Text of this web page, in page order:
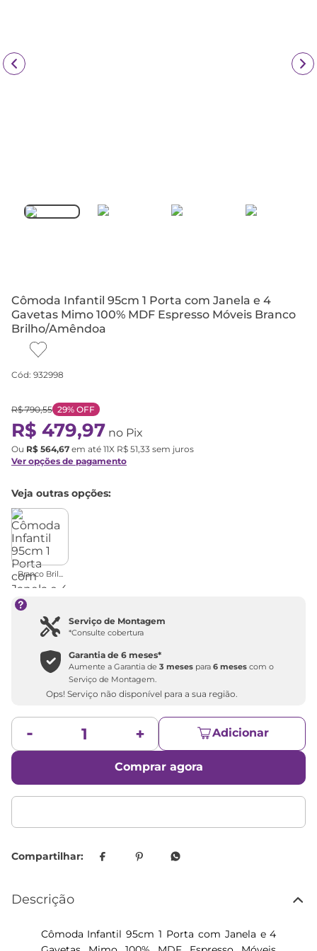
Cômoda Infantil 95cm 1 Porta com Janela e 4
Gavetas Mimo 100% MDF Espresso Móveis Branco
Brilho/Amêndoa
Cód: 932998
R$ 790,55 29% OFF
R$ 479,97 no Pix
Ou R$ 564,67 em até 11X R$ 51,33 sem juros
Ver opções de pagamento
Veja outras opções:
Branco Bril...
Serviço de Montagem
*Consulte cobertura
Garantia de6 meses*
Aumente a Garantia de3 meses para6 meses com o
Serviço de Montagem.
Ops! Serviço não disponível para a sua região.
Adicionar
Comprar agora
Descrição
Cômoda Infantil 95cm 1 Porta com Janela e 4